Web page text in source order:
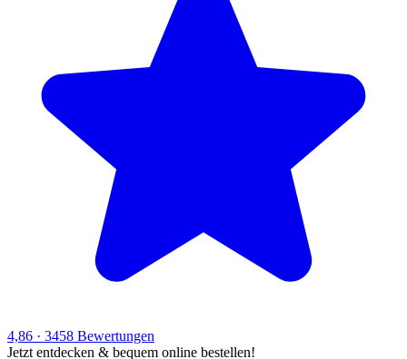
4,86 · 3458 Bewertungen
Jetzt entdecken & bequem online bestellen!